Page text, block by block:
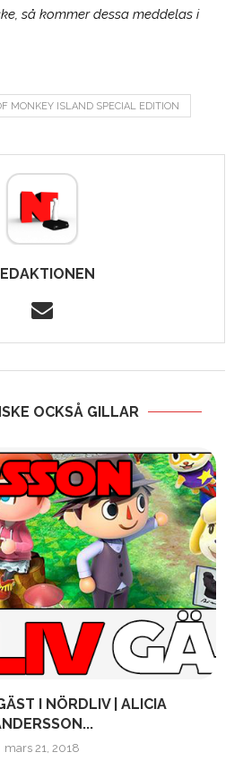
så kommer dessa meddelas i
MONKEY ISLAND SPECIAL EDITION
OCKSÅ GILLAR
I NÖRDLIV | ALICIA
mars 21, 2018